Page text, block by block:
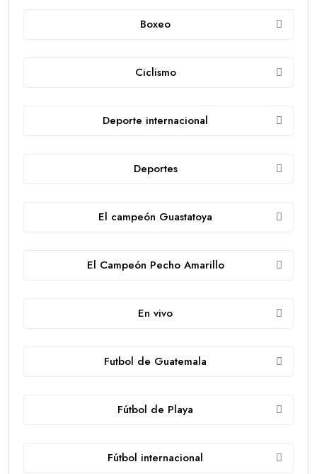
Boxeo
Ciclismo
Deporte internacional
Deportes
El campeón Guastatoya
El Campeón Pecho Amarillo
En vivo
Futbol de Guatemala
Fútbol de Playa
Fútbol internacional